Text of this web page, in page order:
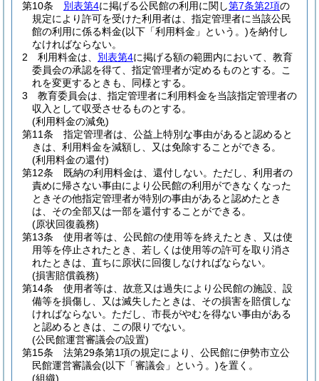
第10条
別表第4に掲げる公民館の利用に関し第7条第2項の
規定により許可を受けた利用者は、指定管理者に当該公民
館の利用に係る料金(以下「利用料金」という。)を納付し
なければならない。
2
利用料金は、 別表第4に掲げる額の範囲内において、教育
委員会の承認を得て、指定管理者が定めるものとする。
こ
れを変更するときも、同様とする。
3
教育委員会は、指定管理者に利用料金を当該指定管理者の
収入として収受させるものとする。
(利用料金の減免)
第11条
指定管理者は、公益上特別な事由があると認めると
きは、利用料金を減額し、又は免除することができる。
(利用料金の還付)
第12条
既納の利用料金は、還付しない。 ただし、利用者の
責めに帰さない事由により公民館の利用ができなくなった
ときその他指定管理者が特別の事由があると認めたとき
は、その全部又は一部を還付することができる。
(原状回復義務)
第13条
使用者等は、公民館の使用等を終えたとき、又は使
用等を停止されたとき、若しくは使用等の許可を取り消さ
れたときは、直ちに原状に回復しなければならない。
(損害賠償義務)
第14条
使用者等は、故意又は過失により公民館の施設、設
備等を損傷し、又は滅失したときは、その損害を賠償しな
ければならない。 ただし、市長がやむを得ない事由がある
と認めるときは、この限りでない。
(公民館運営審議会の設置)
第15条
法第29条第1項の規定により、公民館に伊勢市立公
民館運営審議会(以下「審議会」という。)を置く。
(組織)